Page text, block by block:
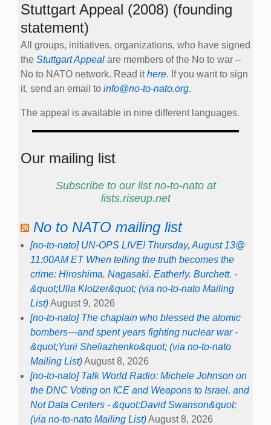
Stuttgart Appeal (2008) (founding
statement)
All groups, initiatives, organizations, who have signed
the Stuttgart Appeal are members of the No to war –
No to NATO network. Read ithere. If you want to sign
it, send an email to info@no-to-nato.org.
The appeal is available in nine different languages.
Our mailing list
Subscribe to our list no-to-nato at
lists.riseup.net
No to NATO mailing list
[no-to-nato] UN-OPS LIVE! Thursday, August 13@
11:00AM ET When telling the truth becomes the
crime: Hiroshima. Nagasaki. Eatherly. Burchett. -
&quot;Ulla Klotzer&quot; (via no-to-nato Mailing
List)August 9, 2026
[no-to-nato] The chaplain who blessed the atomic
bombers—and spent years fighting nuclear war -
&quot;Yurii Sheliazhenko&quot; (via no-to-nato
Mailing List)August 8, 2026
[no-to-nato] Talk World Radio: Michele Johnson on
the DNC Voting on ICE and Weapons to Israel, and
Not Data Centers - &quot;David Swanson&quot;
(via no-to-nato Mailing List)August 8, 2026